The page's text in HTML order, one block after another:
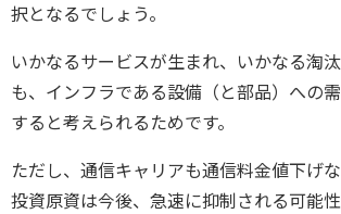
択となるでしょう。
いかなるサービスが生まれ、いかなる淘
も、インフラである設備（と部品）への
すると考えられるためです。
ただし、通信キャリアも通信料金値下げ
投資原資は今後、急速に抑制される可能性